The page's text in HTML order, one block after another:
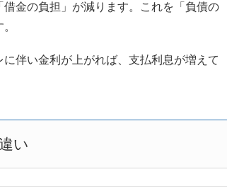
金の負担」が減ります。これを「負債の
伴い金利が上がれば、支払利息が増えて
い